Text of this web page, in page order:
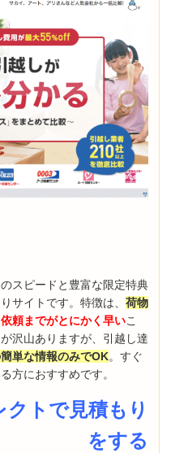
スピードと豊富な限定特典
サイトです。特徴は、 荷物
頼までがとにかく早いこ
沢山ありますが、引越し達
単な情報のみでOK。すぐ
方におすすめです。
トで見積もり
をする